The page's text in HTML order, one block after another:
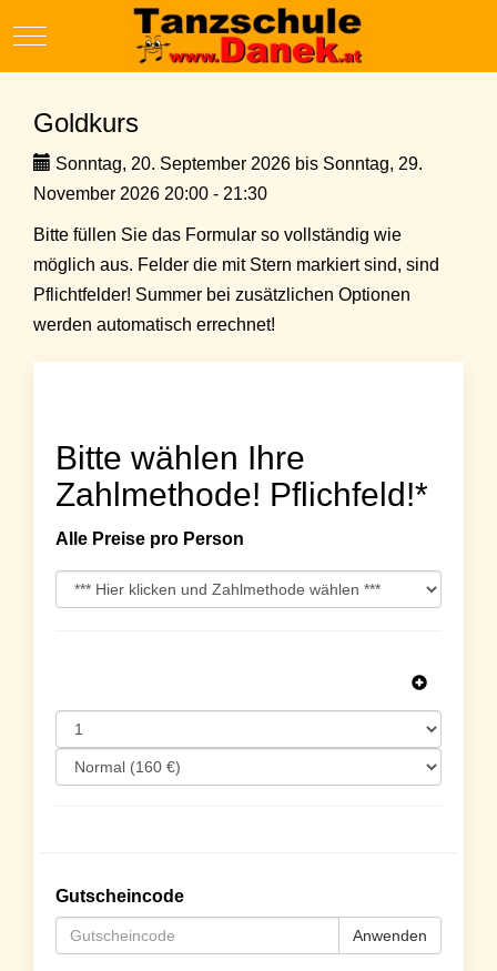
Mobile Menu Toggle
Goldkurs
Sonntag, 20. September 2026 bis Sonntag, 29.
November 2026 20:00 - 21:30
Bitte füllen Sie das Formular so vollständig wie
möglich aus. Felder die mit Stern markiert sind, sind
Pflichtfelder! Summer bei zusätzlichen Optionen
werden automatisch errechnet!
Bitte wählen Ihre
Zahlmethode! Pflichfeld!*
Alle Preise pro Person
Gutscheincode
Anwenden